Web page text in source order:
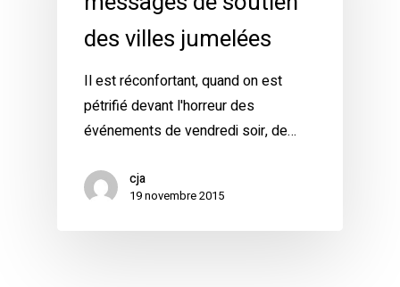
des villes jumelées
Il est réconfortant, quand on est
pétrifié devant l'horreur des
événements de vendredi soir, de…
cja
19 novembre 2015